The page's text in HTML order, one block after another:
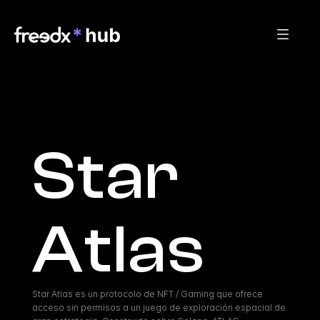
Star
Atlas
Star Atlas es un protocolo de NFT / Gaming que ofrece
acceso sin permisos a un juego de exploración espacial de